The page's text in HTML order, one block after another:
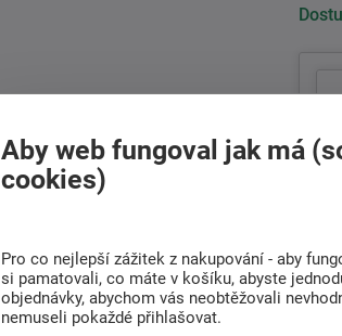
Aby web fungoval jak má
cookies)
Pro co nejlepší zážitek z nakupování - aby
si pamatovali, co máte v košíku, abyste
objednávky, abychom vás neobtěžovali
nemuseli pokaždé přihlašovat.